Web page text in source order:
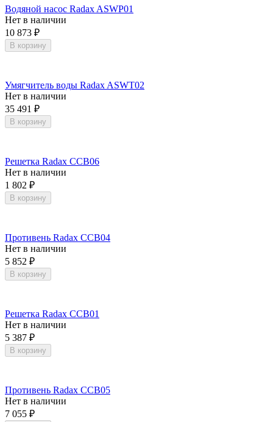
Водяной насос Radax ASWP01
Нет в наличии
10 873 ₽
В корзину
Умягчитель воды Radax ASWT02
Нет в наличии
35 491 ₽
В корзину
Решетка Radax CCB06
Нет в наличии
1 802 ₽
В корзину
Противень Radax CCB04
Нет в наличии
5 852 ₽
В корзину
Решетка Radax CCB01
Нет в наличии
5 387 ₽
В корзину
Противень Radax CCB05
Нет в наличии
7 055 ₽